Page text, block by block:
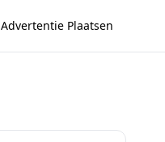
Advertentie Plaatsen